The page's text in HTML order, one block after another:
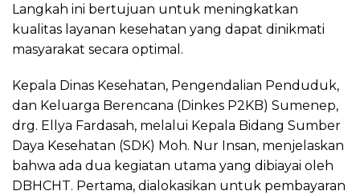
Langkah ini bertujuan untuk meningkatkan
kualitas layanan kesehatan yang dapat dinikmati
masyarakat secara optimal.
Kepala Dinas Kesehatan, Pengendalian Penduduk,
dan Keluarga Berencana (Dinkes P2KB) Sumenep,
drg. Ellya Fardasah, melalui Kepala Bidang Sumber
Daya Kesehatan (SDK) Moh. Nur Insan, menjelaskan
bahwa ada dua kegiatan utama yang dibiayai oleh
DBHCHT. Pertama, dialokasikan untuk pembayaran